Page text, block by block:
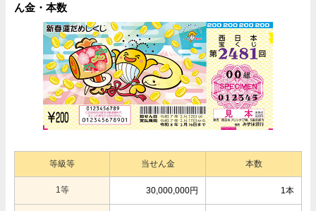
ん金・本数
等級等 当せん金 本数
1等 30,000,000円 1本